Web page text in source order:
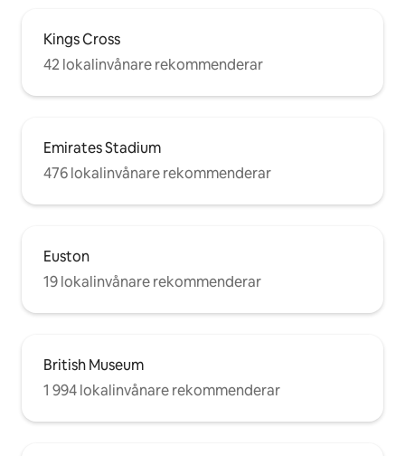
Kings Cross
42 lokalinvånare rekommenderar
Emirates Stadium
476 lokalinvånare rekommenderar
Euston
19 lokalinvånare rekommenderar
British Museum
1 994 lokalinvånare rekommenderar